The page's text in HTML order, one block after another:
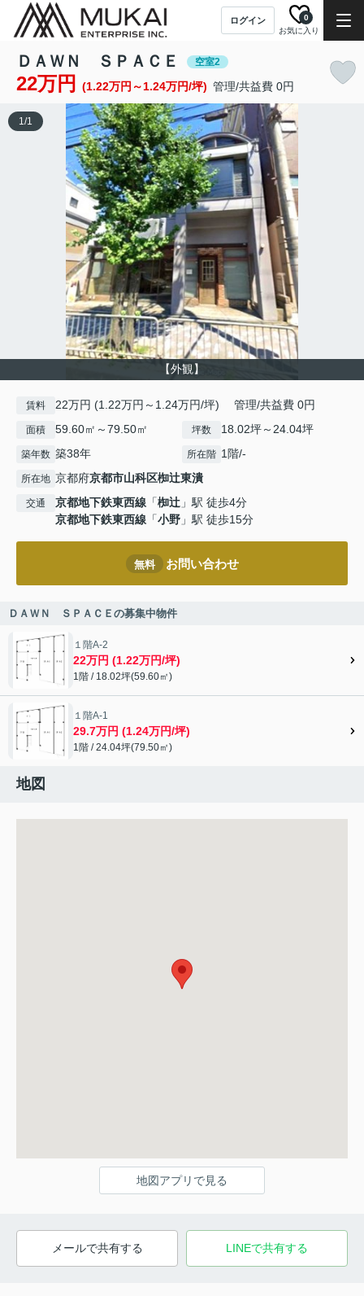
ログイン
お気に入り
0
ＤＡＷＮ ＳＰＡＣＥ 空室2
22万円 (1.22万円～1.24万円/坪) 管理/共益費 0円
【外観】
1/1
賃料 22万円 (1.22万円～1.24万円/坪) 管理/共益費 0円
面積 59.60㎡～79.50㎡ 坪数 18.02坪～24.04坪
築年数 築38年 所在階 1階/-
所在地 京都府京都市山科区椥辻東潰
交通 京都地下鉄東西線 「椥辻 」駅 徒歩4分
京都地下鉄東西線 「小野 」駅 徒歩15分
無料 お問い合わせ
ＤＡＷＮ ＳＰＡＣＥの募集中物件
１階A-2
22万円 (1.22万円/坪)
1階 / 18.02坪(59.60㎡)
１階A-1
29.7万円 (1.24万円/坪)
1階 / 24.04坪(79.50㎡)
地図
地図アプリで見る
メールで共有する LINEで共有する